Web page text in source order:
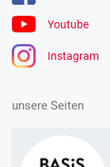
Youtube
Instagram
unsere Seiten